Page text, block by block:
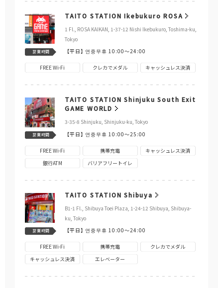
TAITO STATION Ikebukuro ROSA
1 Fl., ROSA KAIKAN, 1-37-12 Nishi Ikebukuro, Toshima-ku,
Tokyo
営業時間 【平日】 연중무휴 10:00～24:00
FREE Wi-Fi クレカでメダル キャッシュレス決済
TAITO STATION Shinjuku South Exit
GAME WORLD
3-35-8 Shinjuku, Shinjuku-ku, Tokyo
営業時間 【平日】 연중무휴 10:00～25:00
FREE Wi-Fi 携帯充電
キャッシュレス決済
銀行ATM
バリアフリートイレ
TAITO STATION Shibuya
B1-1 Fl., Shibuya Toei Plaza, 1-24-12 Shibuya, Shibuya-
ku, Tokyo
営業時間 【平日】 연중무휴 10:00～24:00
FREE Wi-Fi 携帯充電
クレカでメダル
キャッシュレス決済
エレベーター